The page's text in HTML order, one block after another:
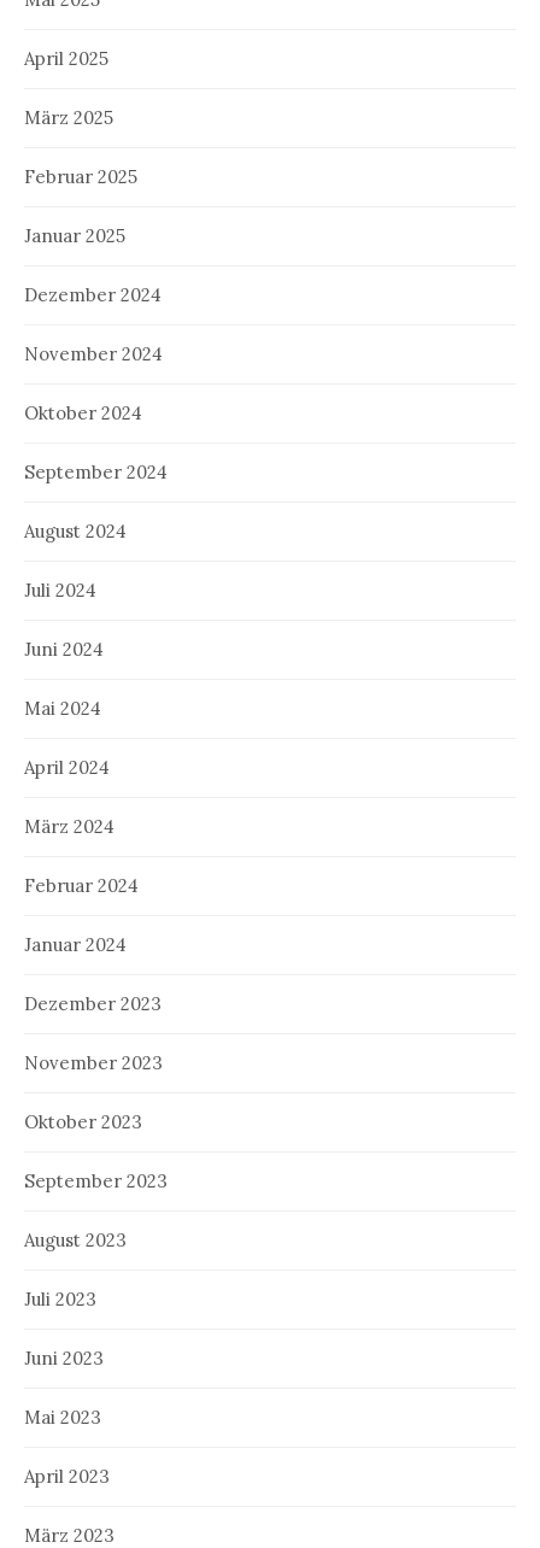
April 2025
März 2025
Februar 2025
Januar 2025
Dezember 2024
November 2024
Oktober 2024
September 2024
August 2024
Juli 2024
Juni 2024
Mai 2024
April 2024
März 2024
Februar 2024
Januar 2024
Dezember 2023
November 2023
Oktober 2023
September 2023
August 2023
Juli 2023
Juni 2023
Mai 2023
April 2023
März 2023